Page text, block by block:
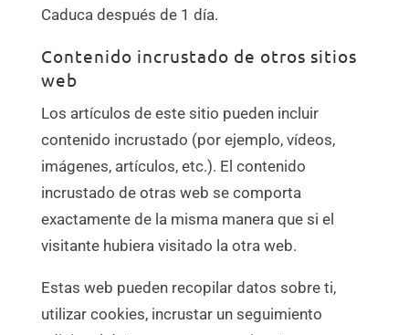
Caduca después de 1 día.
Contenido incrustado de otros sitios
web
Los artículos de este sitio pueden incluir
contenido incrustado (por ejemplo, vídeos,
imágenes, artículos, etc.). El contenido
incrustado de otras web se comporta
exactamente de la misma manera que si el
visitante hubiera visitado la otra web.
Estas web pueden recopilar datos sobre ti,
utilizar cookies, incrustar un seguimiento